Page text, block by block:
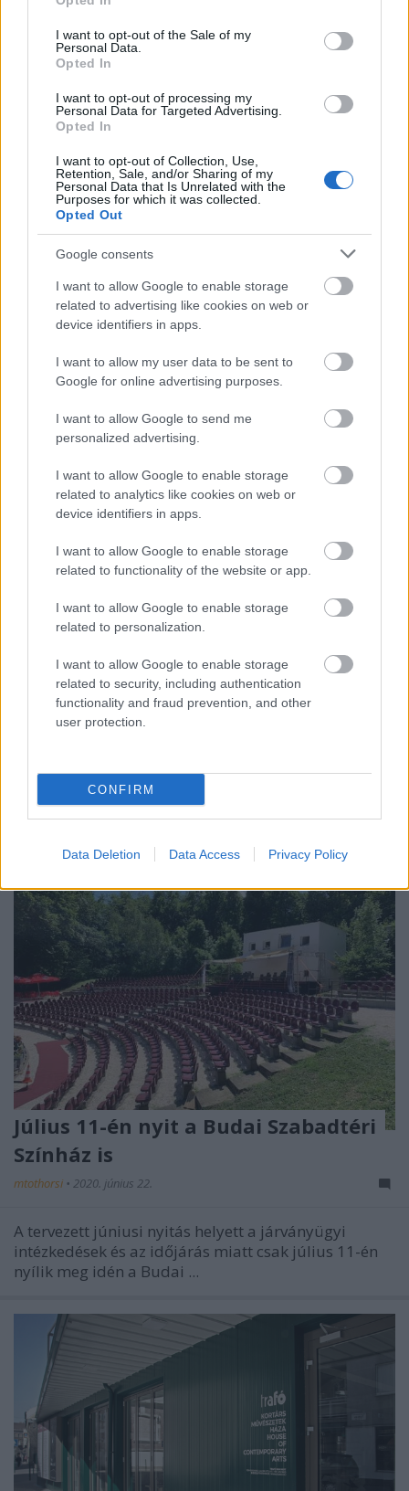
use your data for below specified purposes in below Google
consent section.
I want to opt-out of the Sale of my
Personal Data.
Opted In
I want to opt-out of processing my
Personal Data for Targeted Advertising.
Opted In
I want to opt-out of Collection, Use,
Retention, Sale, and/or Sharing of my
Personal Data that Is Unrelated with the
Purposes for which it was collected.
Opted Out
Google consents
I want to allow Google to enable storage
related to advertising like cookies on web or
device identifiers in apps.
I want to allow my user data to be sent to
Google for online advertising purposes.
I want to allow Google to send me
personalized advertising.
I want to allow Google to enable storage
related to analytics like cookies on web or
device identifiers in apps.
I want to allow Google to enable storage
related to functionality of the website or app.
I want to allow Google to enable storage
related to personalization.
I want to allow Google to enable storage
related to security, including authentication
functionality and fraud prevention, and other
user protection.
CONFIRM
Data Deletion Data Access Privacy Policy
TáncPark - Nyáresti táncélmény
élőben
mtothorsi•2020. június 24.
táncok júliusban Buda legnagyobb, ikonikus
rendezvényhelyszínén, a Millenárison.
Kaszás Attila-díj - elindult a
közönségszavazás
2020. június 23.
Csankó Zoltánra (Győri Nemzeti Színház), Földes
Tamásra (Budapesti Operettszínház) és ...
Július 11-én nyit a Budai Szabadtéri
Színház is
mtothorsi • 2020. június 22.
A tervezett júniusi nyitás helyett a járványügyi
intézkedések és az időjárás miatt csak július 11-én
nyílik meg idén a Budai ...